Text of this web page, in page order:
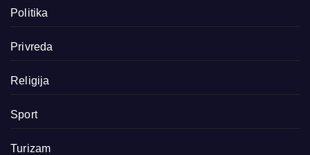
Politika
Privreda
Religija
Sport
Turizam